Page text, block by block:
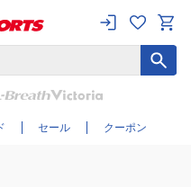
セール クーポン
込む